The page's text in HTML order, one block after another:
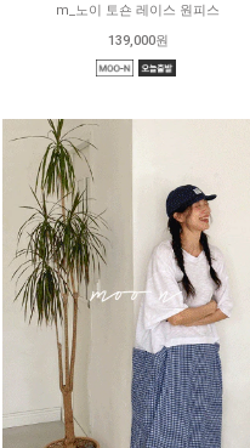
m_노이 토숀 레이스 원피스
139,000원